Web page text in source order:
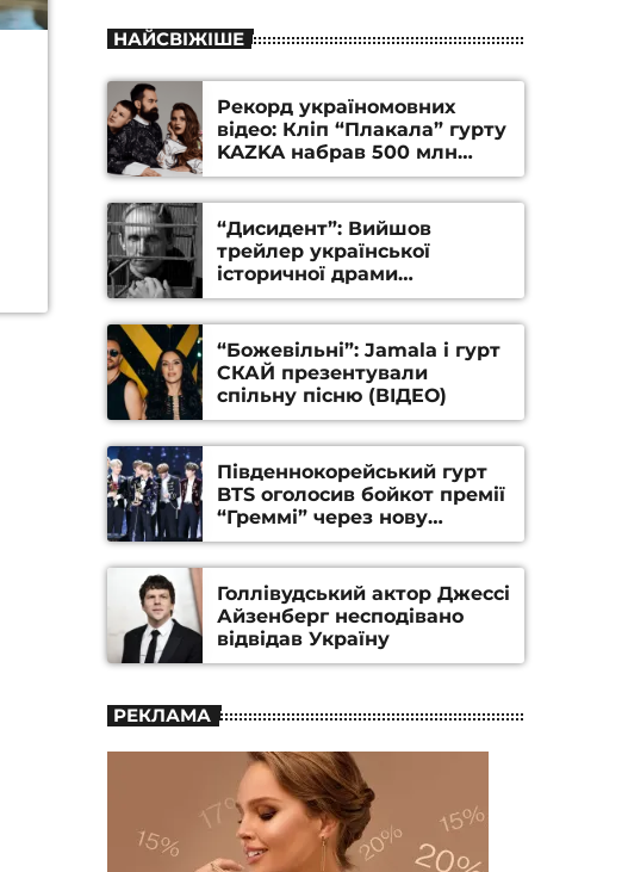
НАЙСВІЖІШЕ
Рекорд україномовних
відео: Кліп “Плакала” гурту
KAZKA набрав 500 млн
переглядів на YouTube
“Дисидент”: Вийшов
трейлер української
історичної драми
Станіслава Гуренка та
Андрія Алфьорова (ВІДЕО)
“Божевільні”: Jamala і гурт
СКАЙ презентували
спільну пісню (ВІДЕО)
Південнокорейський гурт
BTS оголосив бойкот премії
“Греммі” через нову
номінацію
Голлівудський актор Джессі
Айзенберг несподівано
відвідав Україну
РЕКЛАМА